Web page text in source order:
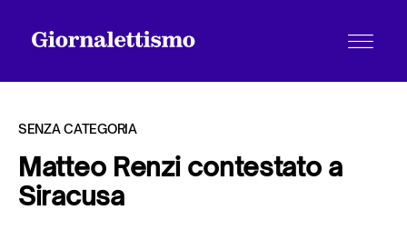
Tutti gli articoli
SENZA CATEGORIA
Matteo Renzi contestato a
Siracusa